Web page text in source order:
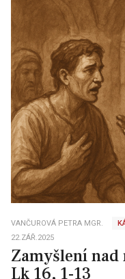
VANČUROVÁ PETRA MGR.
22.ZÁŘ.2025
Zamyšlení
Lk 16, 1-13